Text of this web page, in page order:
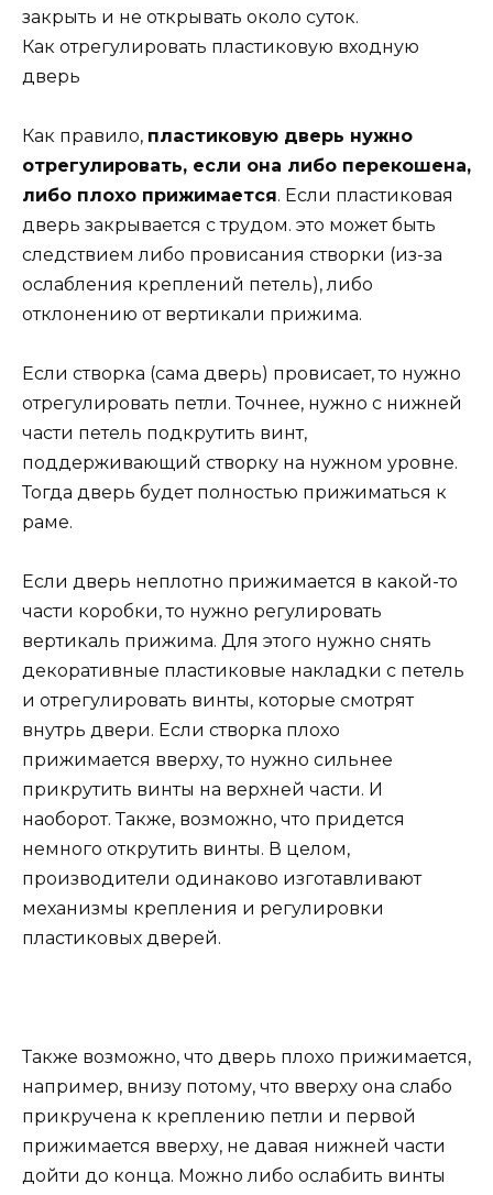
закрыть и не открывать около суток.
Как отрегулировать пластиковую входную
дверь
Как правило, пластиковую дверь нужно
отрегулировать, если она либо перекошена,
либо плохо прижимается. Если пластиковая
дверь закрывается с трудом. это может быть
следствием либо провисания створки (из-за
ослабления креплений петель), либо
отклонению от вертикали прижима.
Если створка (сама дверь) провисает, то нужно
отрегулировать петли. Точнее, нужно с нижней
части петель подкрутить винт,
поддерживающий створку на нужном уровне.
Тогда дверь будет полностью прижиматься к
раме.
Если дверь неплотно прижимается в какой-то
части коробки, то нужно регулировать
вертикаль прижима. Для этого нужно снять
декоративные пластиковые накладки с петель
и отрегулировать винты, которые смотрят
внутрь двери. Если створка плохо
прижимается вверху, то нужно сильнее
прикрутить винты на верхней части. И
наоборот. Также, возможно, что придется
немного открутить винты. В целом,
производители одинаково изготавливают
механизмы крепления и регулировки
пластиковых дверей.
Также возможно, что дверь плохо прижимается,
например, внизу потому, что вверху она слабо
прикручена к креплению петли и первой
прижимается вверху, не давая нижней части
дойти до конца. Можно либо ослабить винты